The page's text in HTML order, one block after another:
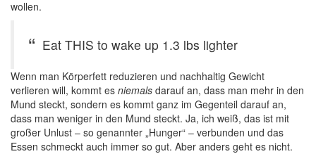
wollen.
Eat THIS to wake up 1.3 lbs lighter
Wenn man Körperfett reduzieren und nachhaltig Gewicht
verlieren will, kommt es niemals darauf an, dass man mehr in den
Mund steckt, sondern es kommt ganz im Gegenteil darauf an,
dass man weniger in den Mund steckt. Ja, ich weiß, das ist mit
großer Unlust – so genannter „Hunger“ – verbunden und das
Essen schmeckt auch immer so gut. Aber anders geht es nicht.